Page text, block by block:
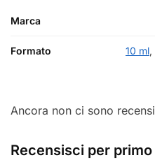
Marca
Formato 10 ml,
Ancora non ci sono
Recensisci per